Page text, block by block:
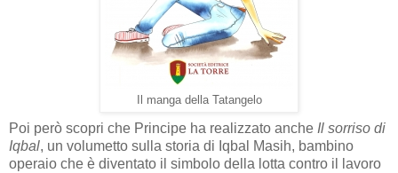
Il manga della Tatangelo
Poi però scopri che Principe ha realizzato anche Il sorriso di
Iqbal, un volumetto sulla storia di Iqbal Masih, bambino
operaio che è diventato il simbolo della lotta contro il lavoro